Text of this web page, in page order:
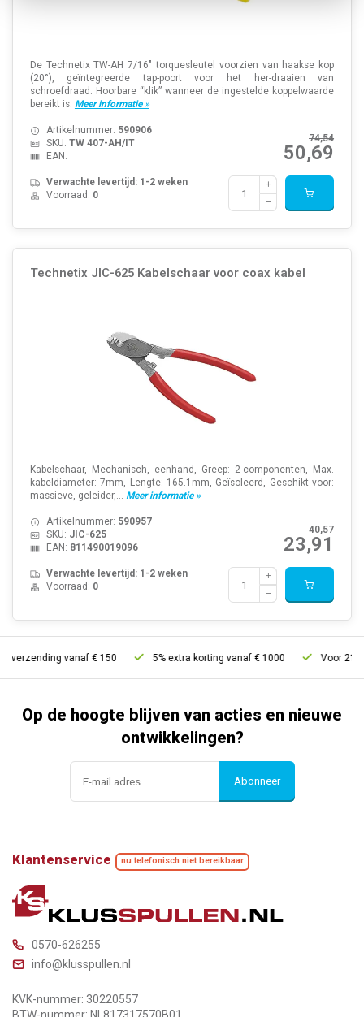
De Technetix TW-AH 7/16″ torque­sleutel voorzien van haakse kop
(20°), geïntegreerde tap-poort voor het her-draaien van
schroefdraad. Hoorbare “klik” wanneer de ingestelde koppelwaarde
bereikt is. Meer informatie »
74,54
50,69
Artikelnummer: 590906
SKU: TW 407-AH/IT
EAN:
Verwachte levertijd: 1-2 weken
Voorraad: 0
Technetix JIC-625 Kabelschaar voor coax kabel
Kabelschaar, Mechanisch, eenhand, Greep: 2-componenten, Max.
kabeldiameter: 7mm, Lengte: 165.1mm, Geïsoleerd, Geschikt voor:
massieve, geleider,... Meer informatie »
40,57
23,91
Artikelnummer: 590957
SKU: JIC-625
EAN: 811490019096
Verwachte levertijd: 1-2 weken
Voorraad: 0
vanaf € 150 5% extra korting vanaf € 1000 Voor 21u
Op de hoogte blijven van acties en nieuwe
ontwikkelingen?
Abonneer
Klantenservice nu telefonisch niet bereikbaar
0570-626255
info@klusspullen.nl
KVK-nummer: 30220557